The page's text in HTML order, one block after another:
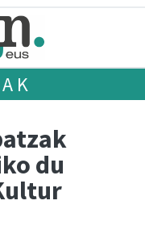
du